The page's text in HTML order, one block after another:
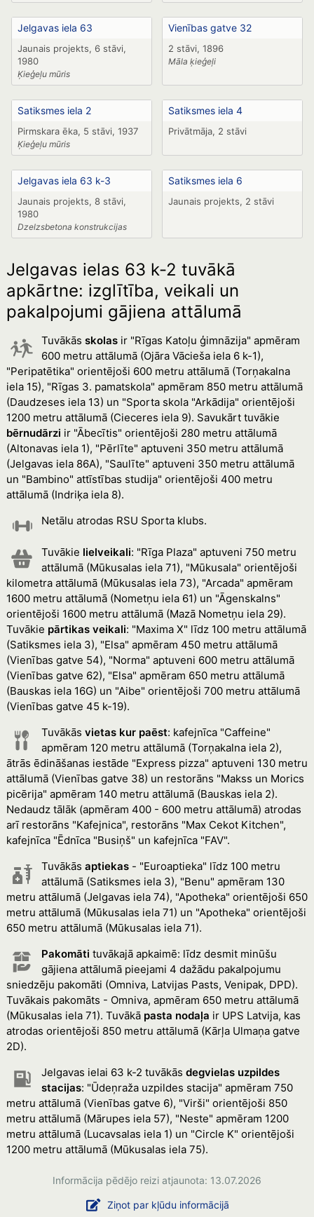
Jelgavas iela 63
Jaunais projekts, 6 stāvi,
1980
Ķieģeļu mūris
Vienības gatve 32
2 stāvi, 1896
Māla ķieģeļi
Satiksmes iela 2
Pirmskara ēka, 5 stāvi, 1937
Ķieģeļu mūris
Satiksmes iela 4
Privātmāja, 2 stāvi
Jelgavas iela 63 k-3
Jaunais projekts, 8 stāvi,
1980
Dzelzsbetona konstrukcijas
Satiksmes iela 6
Jaunais projekts, 2 stāvi
Jelgavas ielas 63 k-2 tuvākā
apkārtne: izglītība, veikali un
pakalpojumi gājiena attālumā
Tuvākās skolasir "Rīgas Katoļu ģimnāzija" apmēram
600 metru attālumā (Ojāra Vācieša iela 6 k-1),
"Peripatētika" orientējoši 600 metru attālumā (Torņakalna
iela 15), "Rīgas 3. pamatskola" apmēram 850 metru attālumā
(Daudzeses iela 13) un "Sporta skola "Arkādija" orientējoši
1200 metru attālumā (Cieceres iela 9). Savukārt tuvākie
bērnudārzi ir "Ābecītis" orientējoši 280 metru attālumā
(Altonavas iela 1), "Pērlīte" aptuveni 350 metru attālumā
(Jelgavas iela 86A), "Saulīte" aptuveni 350 metru attālumā
un "Bambino" attīstības studija" orientējoši 400 metru
attālumā (Indriķa iela 8).
Netālu atrodas RSU Sporta klubs.
Tuvākie lielveikali: "Rīga Plaza" aptuveni 750 metru
attālumā (Mūkusalas iela 71), "Mūkusala" orientējoši
kilometra attālumā (Mūkusalas iela 73), "Arcada" apmēram
1600 metru attālumā (Nometņu iela 61) un "Āgenskalns"
orientējoši 1600 metru attālumā (Mazā Nometņu iela 29).
Tuvākie pārtikas veikali: "Maxima X" līdz 100 metru attālumā
(Satiksmes iela 3), "Elsa" apmēram 450 metru attālumā
(Vienības gatve 54), "Norma" aptuveni 600 metru attālumā
(Vienības gatve 62), "Elsa" apmēram 650 metru attālumā
(Bauskas iela 16G) un "Aibe" orientējoši 700 metru attālumā
(Vienības gatve 45 k-19).
Tuvākās vietas kur paēst: kafejnīca "Caffeine"
apmēram 120 metru attālumā (Torņakalna iela 2),
ātrās ēdināšanas iestāde "Express pizza" aptuveni 130 metru
attālumā (Vienības gatve 38) un restorāns "Makss un Morics
picērija" apmēram 140 metru attālumā (Bauskas iela 2).
Nedaudz tālāk (apmēram 400 - 600 metru attālumā) atrodas
arī restorāns "Kafejnica", restorāns "Max Cekot Kitchen",
kafejnīca "Ēdnīca "Busiņš" un kafejnīca "FAV".
Tuvākās aptiekas- "Euroaptieka" līdz 100 metru
attālumā (Satiksmes iela 3), "Benu" apmēram 130
metru attālumā (Jelgavas iela 74), "Apotheka" orientējoši 650
metru attālumā (Mūkusalas iela 71) un "Apotheka" orientējoši
650 metru attālumā (Mūkusalas iela 71).
Pakomāti tuvākajā apkaimē: līdz desmit minūšu
gājiena attālumā pieejami 4 dažādu pakalpojumu
sniedzēju pakomāti (Omniva, Latvijas Pasts, Venipak, DPD).
Tuvākais pakomāts - Omniva, apmēram 650 metru attālumā
(Mūkusalas iela 71). Tuvākā pasta nodaļa ir UPS Latvija, kas
atrodas orientējoši 850 metru attālumā (Kārļa Ulmaņa gatve
2D).
Jelgavas ielai 63 k-2 tuvākās degvielas uzpildes
stacijas: "Ūdeņraža uzpildes stacija" apmēram 750
metru attālumā (Vienības gatve 6), "Virši" orientējoši 850
metru attālumā (Mārupes iela 57), "Neste" apmēram 1200
metru attālumā (Lucavsalas iela 1) un "Circle K" orientējoši
1200 metru attālumā (Mūkusalas iela 75).
Informācija pēdējo reizi atjaunota: 13.07.2026
Ziņot par kļūdu informācijā